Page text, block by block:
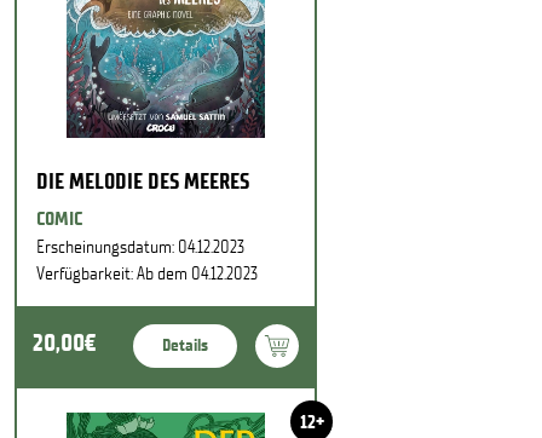
DIE MELODIE DES MEERES
COMIC
Erscheinungsdatum: 04.12.2023
Verfügbarkeit: Ab dem 04.12.2023
20,00€ Details
12+